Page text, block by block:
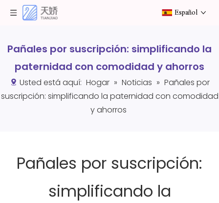
Español
Pañales por suscripción: simplificando la
paternidad con comodidad y ahorros
Usted está aquí: Hogar » Noticias » Pañales por
suscripción: simplificando la paternidad con comodidad
y ahorros
Pañales por suscripción:
simplificando la